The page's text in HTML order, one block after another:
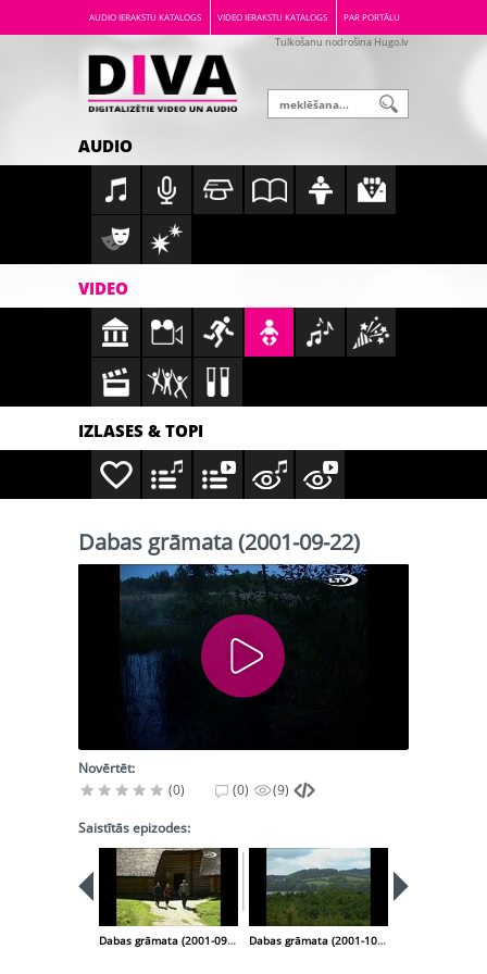
AUDIO IERAKSTU KATALOGS VIDEO IERAKSTU KATALOGS PAR PORTĀLU
Tulkošanu nodrošina Hugo.lv
AUDIO
VIDEO
IZLASES & TOPI
Dabas grāmata (2001-09-22)
Novērtēt:
(0)
(0) (9)
Saistītās epizodes:
Dabas grāmata (2001-09-06) Dabas grāmata (2001-10-06)